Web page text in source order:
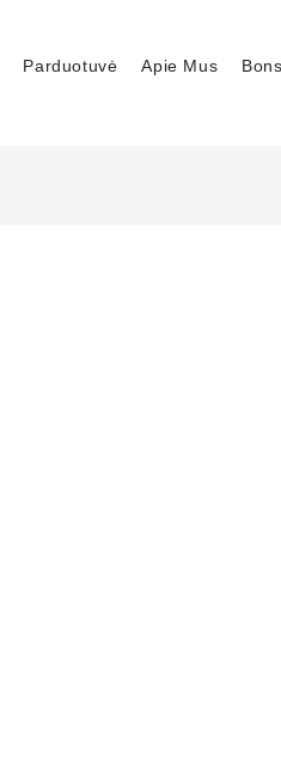
Parduotuvė Apie Mus